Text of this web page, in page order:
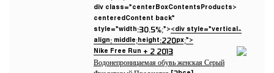
<div class=”centerBoxContentsProducts
centeredContent back”
style=”width:30.5%;”><div style=”vertical-
align: middle;height:220px;”>